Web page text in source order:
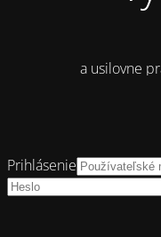
a usilovne
Prihlásenie